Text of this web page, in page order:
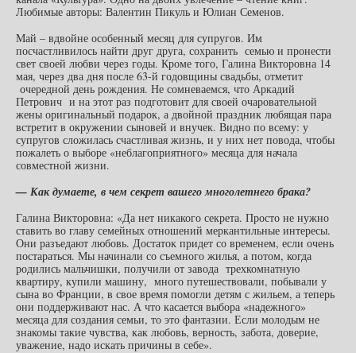
Любимые авторы: Валентин Пикуль и Юлиан Семенов.
Май – вдвойне особенный месяц для супругов. Им
посчастливилось найти друг друга, сохранить семью и пронести
свет своей любви через годы. Кроме того, Галина Викторовна 14
мая, через два дня после 63-й годовщины свадьбы, отметит
очередной день рождения. Не сомневаемся, что Аркадий
Петрович и на этот раз подготовит для своей очаровательной
жены оригинальный подарок, а двойной праздник любящая пара
встретит в окружении сыновей и внучек. Видно по всему: у
супругов сложилась счастливая жизнь, и у них нет повода, чтобы
пожалеть о выборе «неблагоприятного» месяца для начала
совместной жизни.
— Как думаете, в чем секрет вашего многолетнего брака?
Галина Викторовна: «Да нет никакого секрета. Просто не нужно
ставить во главу семейных отношений меркантильные интересы.
Они разъедают любовь. Достаток придет со временем, если очень
постараться. Мы начинали со съемного жилья, а потом, когда
родились мальчишки, получили от завода трехкомнатную
квартиру, купили машину, много путешествовали, побывали у
сына во Франции, в свое время помогли детям с жильем, а теперь
они поддерживают нас. А что касается выбора «надежного»
месяца для создания семьи, то это фантазии. Если молодым не
знакомы такие чувства, как любовь, верность, забота, доверие,
уважение, надо искать причины в себе».